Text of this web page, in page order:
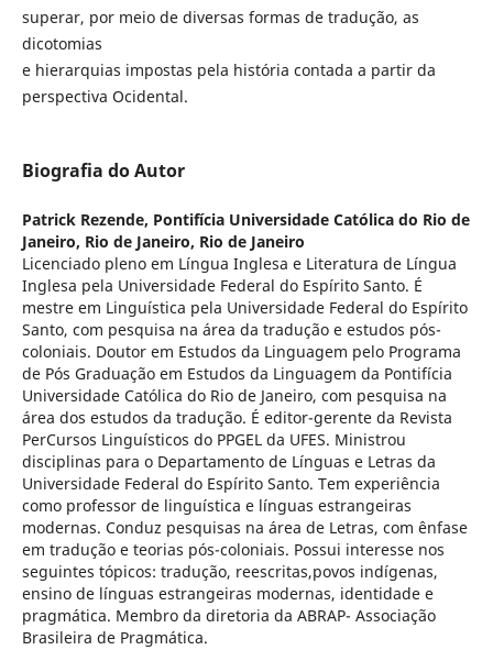
superar, por meio de diversas formas de tradução, as
dicotomias
e hierarquias impostas pela história contada a partir da
perspectiva Ocidental.
Biografia do Autor
Patrick Rezende, Pontifícia Universidade Católica do Rio de
Janeiro, Rio de Janeiro, Rio de Janeiro
Licenciado pleno em Língua Inglesa e Literatura de Língua
Inglesa pela Universidade Federal do Espírito Santo. É
mestre em Linguística pela Universidade Federal do Espírito
Santo, com pesquisa na área da tradução e estudos pós-
coloniais. Doutor em Estudos da Linguagem pelo Programa
de Pós Graduação em Estudos da Linguagem da Pontifícia
Universidade Católica do Rio de Janeiro, com pesquisa na
área dos estudos da tradução. É editor-gerente da Revista
PerCursos Linguísticos do PPGEL da UFES. Ministrou
disciplinas para o Departamento de Línguas e Letras da
Universidade Federal do Espírito Santo. Tem experiência
como professor de linguística e línguas estrangeiras
modernas. Conduz pesquisas na área de Letras, com ênfase
em tradução e teorias pós-coloniais. Possui interesse nos
seguintes tópicos: tradução, reescritas,povos indígenas,
ensino de línguas estrangeiras modernas, identidade e
pragmática. Membro da diretoria da ABRAP- Associação
Brasileira de Pragmática.